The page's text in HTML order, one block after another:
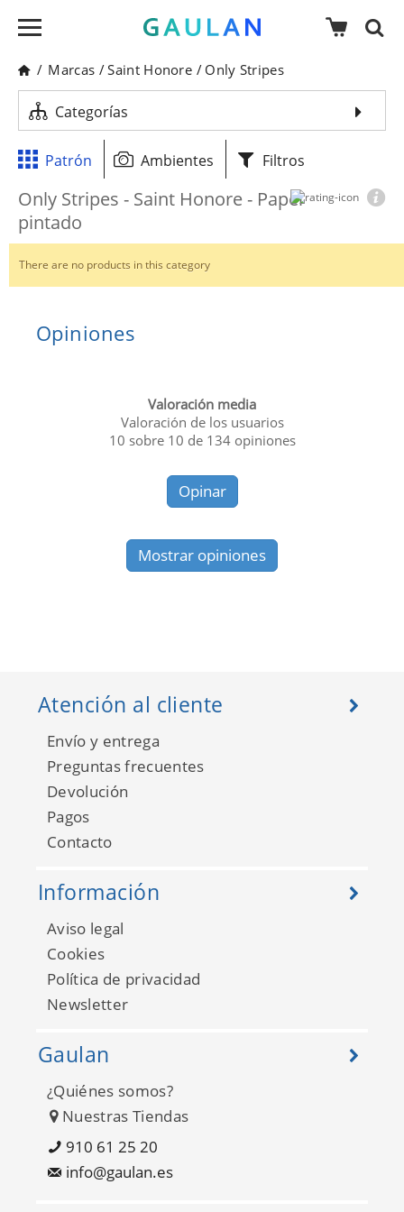
/ Marcas /Saint Honore / Only Stripes
Categorías
Patrón Ambientes Filtros
Only Stripes - Saint Honore - Papel
pintado
There are no products in this category
Opiniones
Valoración media
Valoración de los usuarios
10 sobre 10 de 134opiniones
Opinar
Mostrar opiniones
Atención al cliente
Envío y entrega
Preguntas frecuentes
Devolución
Pagos
Contacto
Información
Aviso legal
Cookies
Política de privacidad
Newsletter
Gaulan
¿Quiénes somos?
Nuestras Tiendas
910 61 25 20
info@gaulan.es